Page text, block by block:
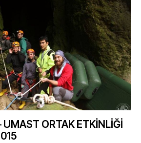
UMAST ORTAK ETKİNLİĞİ